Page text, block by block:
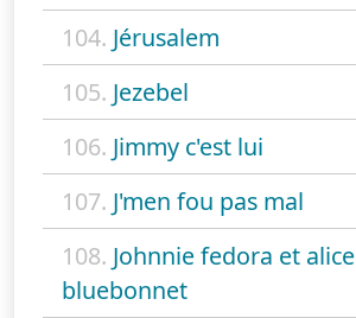
104. Jérusalem
105. Jezebel
106. Jimmy c'est lui
107. J'men fou pas mal
108. Johnnie fedora et alice
bluebonnet